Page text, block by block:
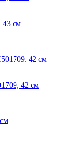
43 см
42 см